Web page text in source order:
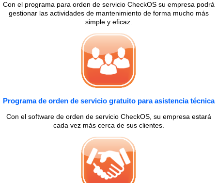
Con el programa para orden de servicio CheckOS su empresa podrá
gestionar las actividades de mantenimiento de forma mucho más
simple y eficaz.
Programa de orden de servicio gratuito para asistencia técnica
Con el software de orden de servicio CheckOS, su empresa estará
cada vez más cerca de sus clientes.